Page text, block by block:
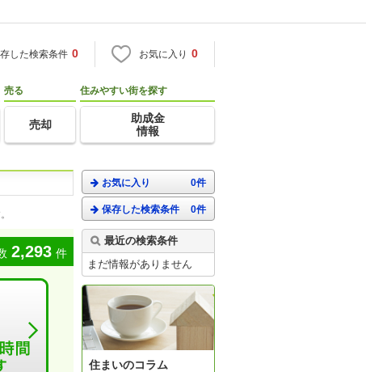
した検索条件 0 お気に入り 0
売る
売却
住みやすい街を探す
助成金
情報
2,293 件
お気に入り 0件
保存した検索条件 0件
最近の検索条件
まだ情報がありません
住まいのコラム